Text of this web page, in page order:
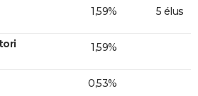
1,59% 5 élus
1,59%
0,53%